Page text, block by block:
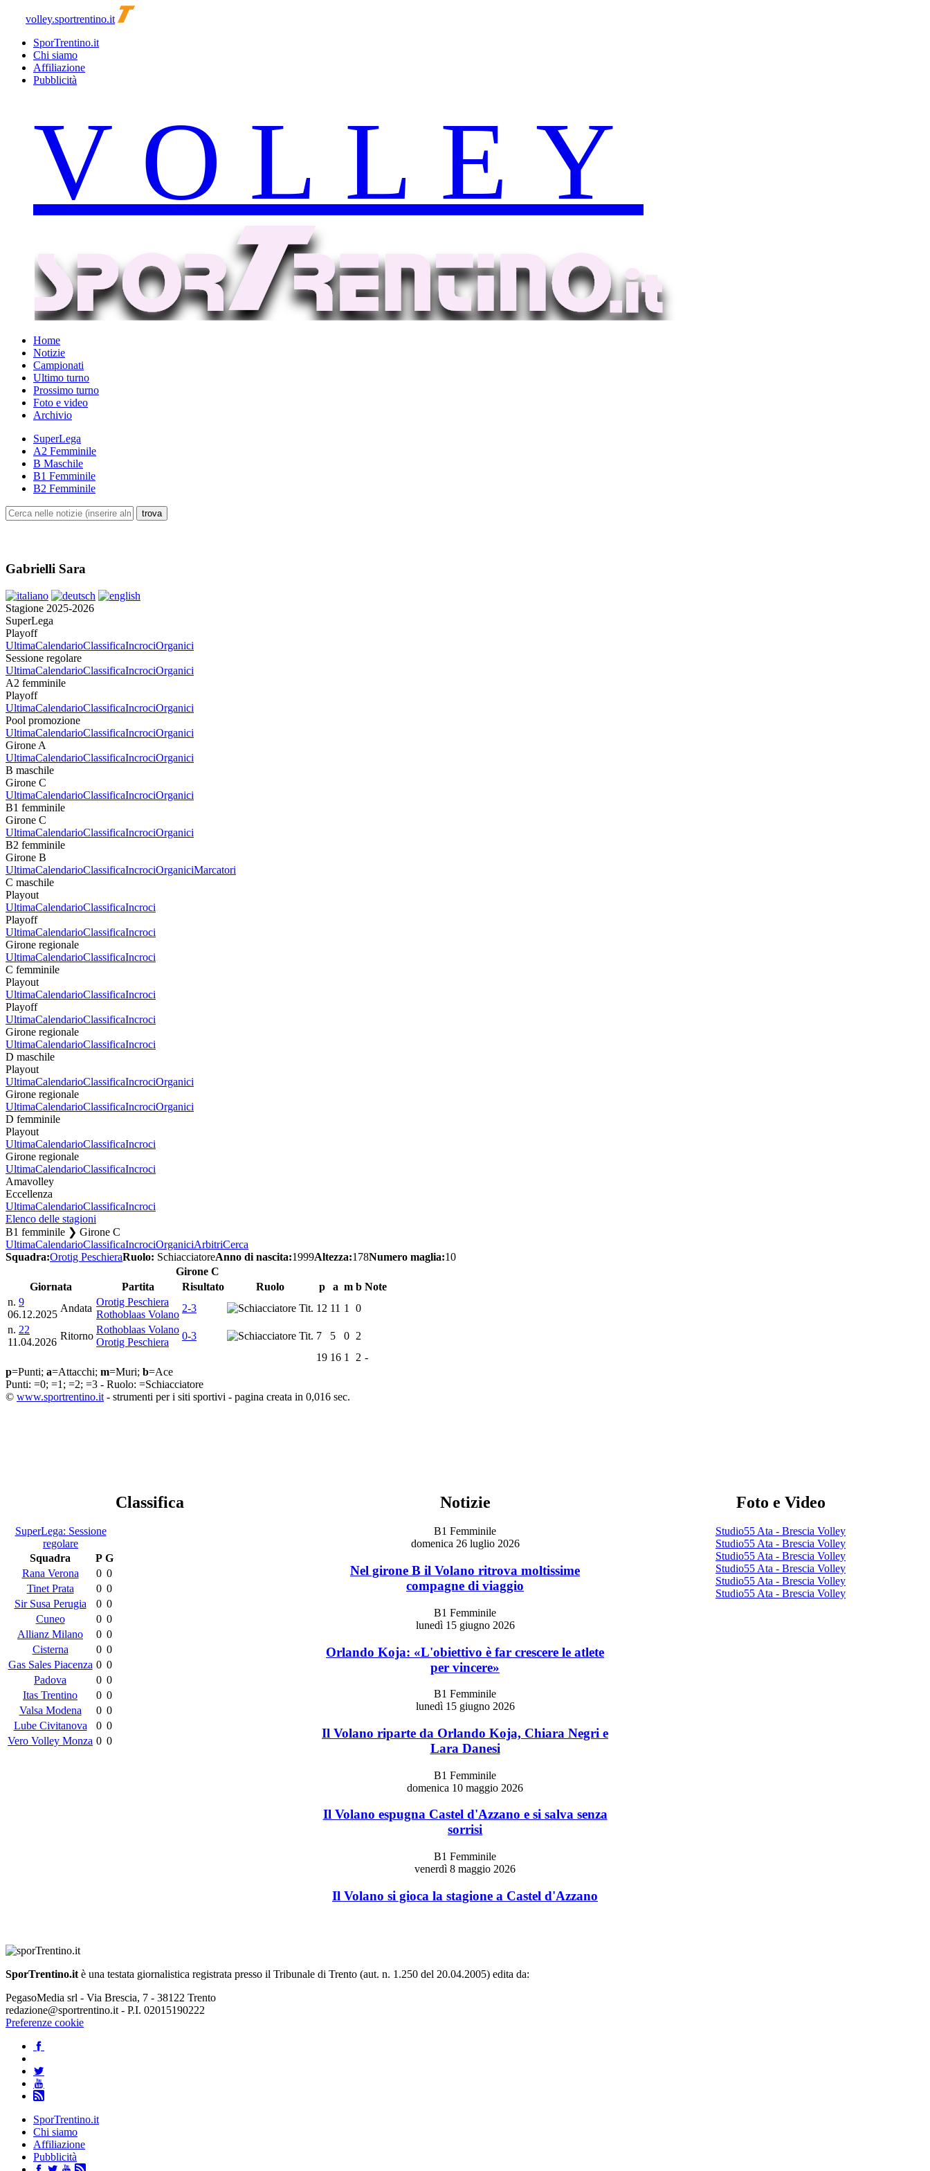
volley.sportrentino.it
SporTrentino.it
Chi siamo
Affiliazione
Pubblicità
Home
Notizie
Campionati
Ultimo turno
Prossimo turno
Foto e video
Archivio
SuperLega
A2 Femminile
B Maschile
B1 Femminile
B2 Femminile
Gabrielli Sara
Stagione 2025-2026
SuperLega
Playoff
UltimaCalendarioClassificaIncrociOrganici
Sessione regolare
UltimaCalendarioClassificaIncrociOrganici
A2 femminile
Playoff
UltimaCalendarioClassificaIncrociOrganici
Pool promozione
UltimaCalendarioClassificaIncrociOrganici
Girone A
UltimaCalendarioClassificaIncrociOrganici
B maschile
Girone C
UltimaCalendarioClassificaIncrociOrganici
B1 femminile
Girone C
UltimaCalendarioClassificaIncrociOrganici
B2 femminile
Girone B
UltimaCalendarioClassificaIncrociOrganiciMarcatori
C maschile
Playout
UltimaCalendarioClassificaIncroci
Playoff
UltimaCalendarioClassificaIncroci
Girone regionale
UltimaCalendarioClassificaIncroci
C femminile
Playout
UltimaCalendarioClassificaIncroci
Playoff
UltimaCalendarioClassificaIncroci
Girone regionale
UltimaCalendarioClassificaIncroci
D maschile
Playout
UltimaCalendarioClassificaIncrociOrganici
Girone regionale
UltimaCalendarioClassificaIncrociOrganici
D femminile
Playout
UltimaCalendarioClassificaIncroci
Girone regionale
UltimaCalendarioClassificaIncroci
Amavolley
Eccellenza
UltimaCalendarioClassificaIncroci
Elenco delle stagioni
B1 femminile ❯ Girone C
UltimaCalendarioClassificaIncrociOrganiciArbitriCerca
Squadra:Orotig PeschieraRuolo: SchiacciatoreAnno di nascita:1999Altezza:178Numero maglia:10
Girone C
Giornata
Partita Risultato Ruolo p a m b Note
n. 9
06.12.2025
Andata
Orotig Peschiera
Rothoblaas Volano
2-3 Tit. 12 11 1
0
n. 22
11.04.2026
Ritorno
Rothoblaas Volano
Orotig Peschiera
0-3 Tit. 7 5 0 2
19 16 1 2 -
p=Punti; a=Attacchi; m=Muri; b=Ace
Punti: =0; =1; =2; =3 - Ruolo: =Schiacciatore
© www.sportrentino.it - strumenti per i siti sportivi - pagina creata in 0,016 sec.
Classifica
SuperLega: Sessione
regolare
Squadra
P G
Rana Verona
0 0
Tinet Prata
0 0
Sir Susa Perugia
0 0
Cuneo
0 0
Allianz Milano
0 0
Cisterna
0 0
Gas Sales Piacenza 0 0
Padova
0 0
Itas Trentino
0 0
Valsa Modena
0 0
Lube Civitanova
0 0
Vero Volley Monza 0 0
Notizie
B1 Femminile
domenica 26 luglio 2026
Nel girone B il Volano ritrova moltissime
compagne di viaggio
B1 Femminile
lunedì 15 giugno 2026
Orlando Koja: «L'obiettivo è far crescere le atlete
per vincere»
B1 Femminile
lunedì 15 giugno 2026
Il Volano riparte da Orlando Koja, Chiara Negri e
Lara Danesi
B1 Femminile
domenica 10 maggio 2026
Il Volano espugna Castel d'Azzano e si salva senza
sorrisi
B1 Femminile
venerdì 8 maggio 2026
Il Volano si gioca la stagione a Castel d'Azzano
Foto e Video
Studio55 Ata - Brescia Volley
Studio55 Ata - Brescia Volley
Studio55 Ata - Brescia Volley
Studio55 Ata - Brescia Volley
Studio55 Ata - Brescia Volley
Studio55 Ata - Brescia Volley
SporTrentino.it è una testata giornalistica registrata presso il Tribunale di Trento (aut. n. 1.250 del 20.04.2005) edita da:
PegasoMedia srl - Via Brescia, 7 - 38122 Trento
redazione@sportrentino.it - P.I. 02015190222
Preferenze cookie
SporTrentino.it
Chi siamo
Affiliazione
Pubblicità